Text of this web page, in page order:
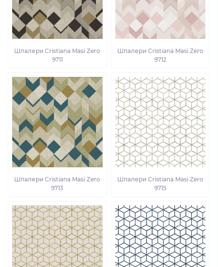
Шпалери Cristiana Masi Zero
9711
Шпалери Cristiana Masi Zero
9712
Шпалери Cristiana Masi Zero
9713
Шпалери Cristiana Masi Zero
9715